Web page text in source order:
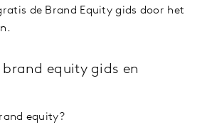
de Brand Equity gids door het
equity gids en
equity?